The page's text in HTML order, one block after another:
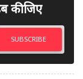
कीजिए
SUBSCRIBE